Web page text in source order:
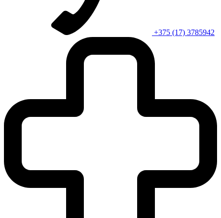
+375 (17) 3785942